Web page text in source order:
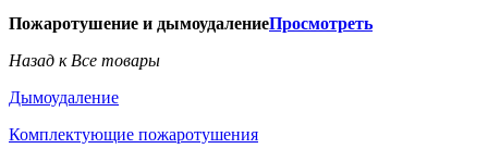
Пожаротушение и дымоудалениеПросмотреть
Назад к Все товары
Дымоудаление
Комплектующие пожаротушения